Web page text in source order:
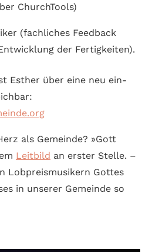
ChurchTools)
(fachliches Feed­back
der Fertig­keiten).
Esther über eine neu ein­
als Gemeinde? »Gott
Leitbild an erster Stelle. –
Lob­preis­musikern Gottes
in unserer Gemeinde so